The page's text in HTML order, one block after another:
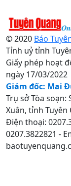
© 2020 Báo
Tỉnh uỷ tỉnh
Giấy phép hoạt
ngày 17/03/2022
Giám đốc: Mai
Trụ sở Tòa
Xuân, tỉnh Tuyên
Điện thoại:
0207.3822821 -